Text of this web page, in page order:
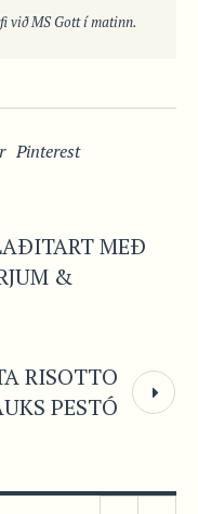
við MS Gott í matinn.
Pinterest
MEÐ
&
RISOTTO
PESTÓ